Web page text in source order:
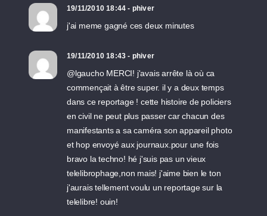
19/11/2010 18:44 - phiver
j'ai meme gagné ces deux minutes
19/11/2010 18:43 - phiver
@lgaucho MERCI! j'avais arrête là où ca
commençait à être super. il y a deux temps
dans ce reportage ! cette histoire de policiers
en civil ne peut plus passer car chacun des
manifestants a sa caméra son appareil photo
et hop envoyé aux journaux.pour une fois
bravo la techno! hé j'suis pas un vieux
telelibrophage,non mais! j'aime bien le ton
j'aurais tellement voulu un reportage sur la
telelibre! ouin!